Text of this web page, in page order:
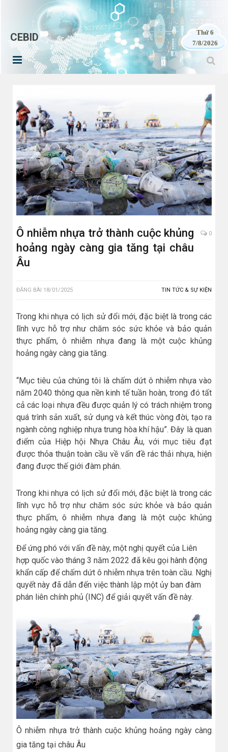
CEBID
Thứ 6
7/8/2026
Ô nhiễm nhựa trở thành cuộc khủng
hoảng ngày càng gia tăng tại châu
Âu
0
ĐĂNG BÀI 18/01/2025 TIN TỨC & SỰ KIỆN
Trong khi nhựa có lịch sử đổi mới, đặc biệt là trong các
lĩnh vực hỗ trợ như chăm sóc sức khỏe và bảo quản
thực phẩm, ô nhiễm nhựa đang là một cuộc khủng
hoảng ngày càng gia tăng.
“Mục tiêu của chúng tôi là chấm dứt ô nhiễm nhựa vào
năm 2040 thông qua nền kinh tế tuần hoàn, trong đó tất
cả các loại nhựa đều được quản lý có trách nhiệm trong
quá trình sản xuất, sử dụng và kết thúc vòng đời, tạo ra
ngành công nghiệp nhựa trung hòa khí hậu”. Đây là quan
điểm của Hiệp hội Nhựa Châu Âu, với mục tiêu đạt
được thỏa thuận toàn cầu về vấn đề rác thải nhựa, hiện
đang được thế giới đàm phán.
Trong khi nhựa có lịch sử đổi mới, đặc biệt là trong các
lĩnh vực hỗ trợ như chăm sóc sức khỏe và bảo quản
thực phẩm, ô nhiễm nhựa đang là một cuộc khủng
hoảng ngày càng gia tăng.
Để ứng phó với vấn đề này, một nghị quyết của Liên
hợp quốc vào tháng 3 năm 2022 đã kêu gọi hành động
khẩn cấp để chấm dứt ô nhiễm nhựa trên toàn cầu. Nghị
quyết này đã dẫn đến việc thành lập một ủy ban đàm
phán liên chính phủ (INC) để giải quyết vấn đề này.
Ô nhiễm nhựa trở thành cuộc khủng hoảng ngày càng
gia tăng tại châu Âu